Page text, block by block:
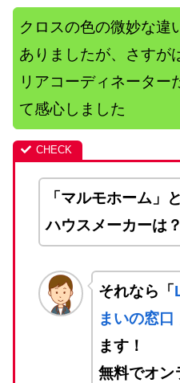
クロスの色の微妙な違
ありましたが、さすが
リアコーディネーター
て感心しました
「マルモホーム」
ハウスメーカーは？
それなら「
まいの窓口
ます！
無料でオン